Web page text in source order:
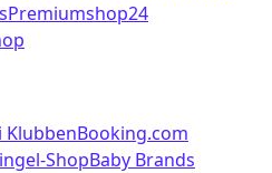
Premiumshop24
KlubbenBooking.com
ShopBaby Brands